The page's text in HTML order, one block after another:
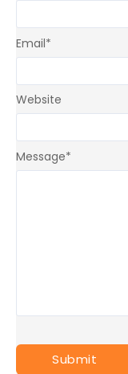
Message*
Email*
Website